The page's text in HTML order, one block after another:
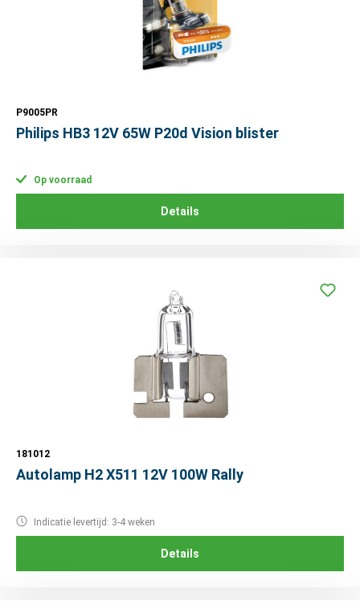
P9005PR
Philips HB3 12V 65W P20d Vision blister
Op voorraad
Details
181012
Autolamp H2 X511 12V 100W Rally
Indicatie levertijd: 3-4 weken
Details